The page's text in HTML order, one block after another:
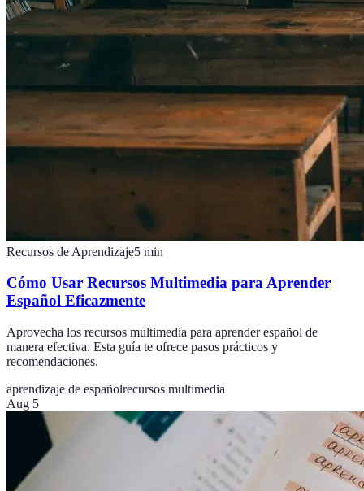
Recursos de Aprendizaje5 min
Cómo Usar Recursos Multimedia para Aprender
Español Eficazmente
Aprovecha los recursos multimedia para aprender español de
manera efectiva. Esta guía te ofrece pasos prácticos y
recomendaciones.
aprendizaje de españolrecursos multimedia
Aug 5